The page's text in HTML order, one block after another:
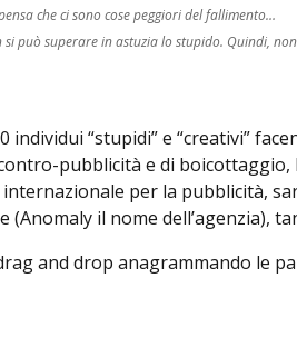
che ci sono cose peggiori del fallimento…
può superare in astuzia lo stupido. Quindi,
individui “stupidi” e “creativi”
pubblicità e di
per la pubblicità,
il nome dell’agenzia),
and drop anagrammando le